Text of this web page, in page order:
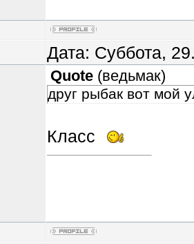
Дата: Суббота,
Quote (ведьмак)
друг рыбак вот мой
Класс